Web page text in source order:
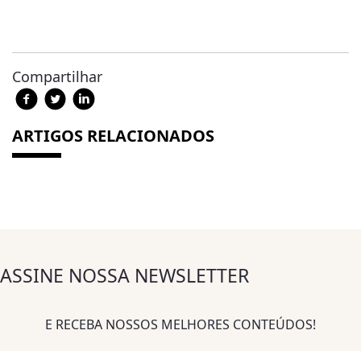
Compartilhar
ARTIGOS RELACIONADOS
ASSINE NOSSA NEWSLETTER
E RECEBA NOSSOS MELHORES CONTEÚDOS!